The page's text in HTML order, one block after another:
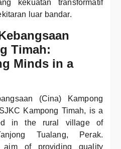
kekuatan transformatif
luar bandar.
Timah:
Minds in a
(Cina) Kampong
Kampong Timah, is a
in the rural village of
Tualang, Perak.
aim of providing quality